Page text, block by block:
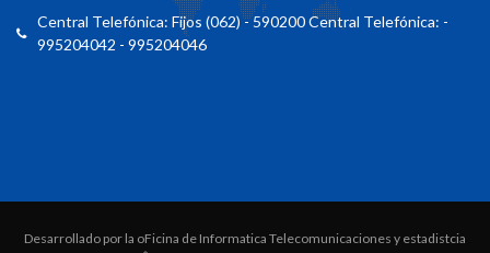
Central Telefónica: Fijos (062) - 590200 Central Telefónica: -
995204042 - 995204046
Desarrollado por la oFicina de Informatica Telecomunicaciones y estadistcia